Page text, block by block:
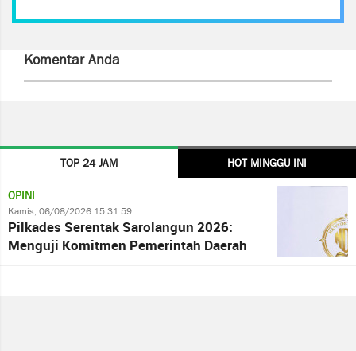
Komentar Anda
TOP 24 JAM HOT MINGGU INI
OPINI
Kamis, 06/08/2026 15:31:59
Pilkades Serentak Sarolangun 2026:
Menguji Komitmen Pemerintah Daerah